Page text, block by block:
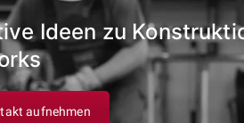
Ideen zu
aufnehmen